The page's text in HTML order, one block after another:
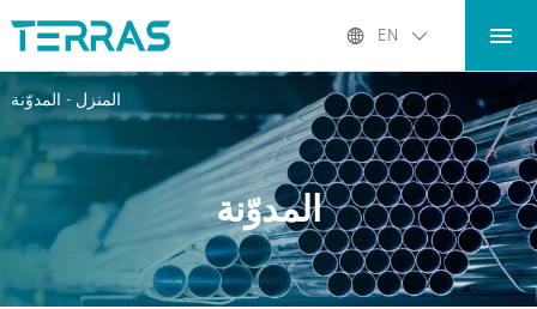
EN
المنزل
المنتجات
التطبيقات
المدوّنة
عنا نحن
الاتصال
المنزل - المدوّنة
المدوّنة